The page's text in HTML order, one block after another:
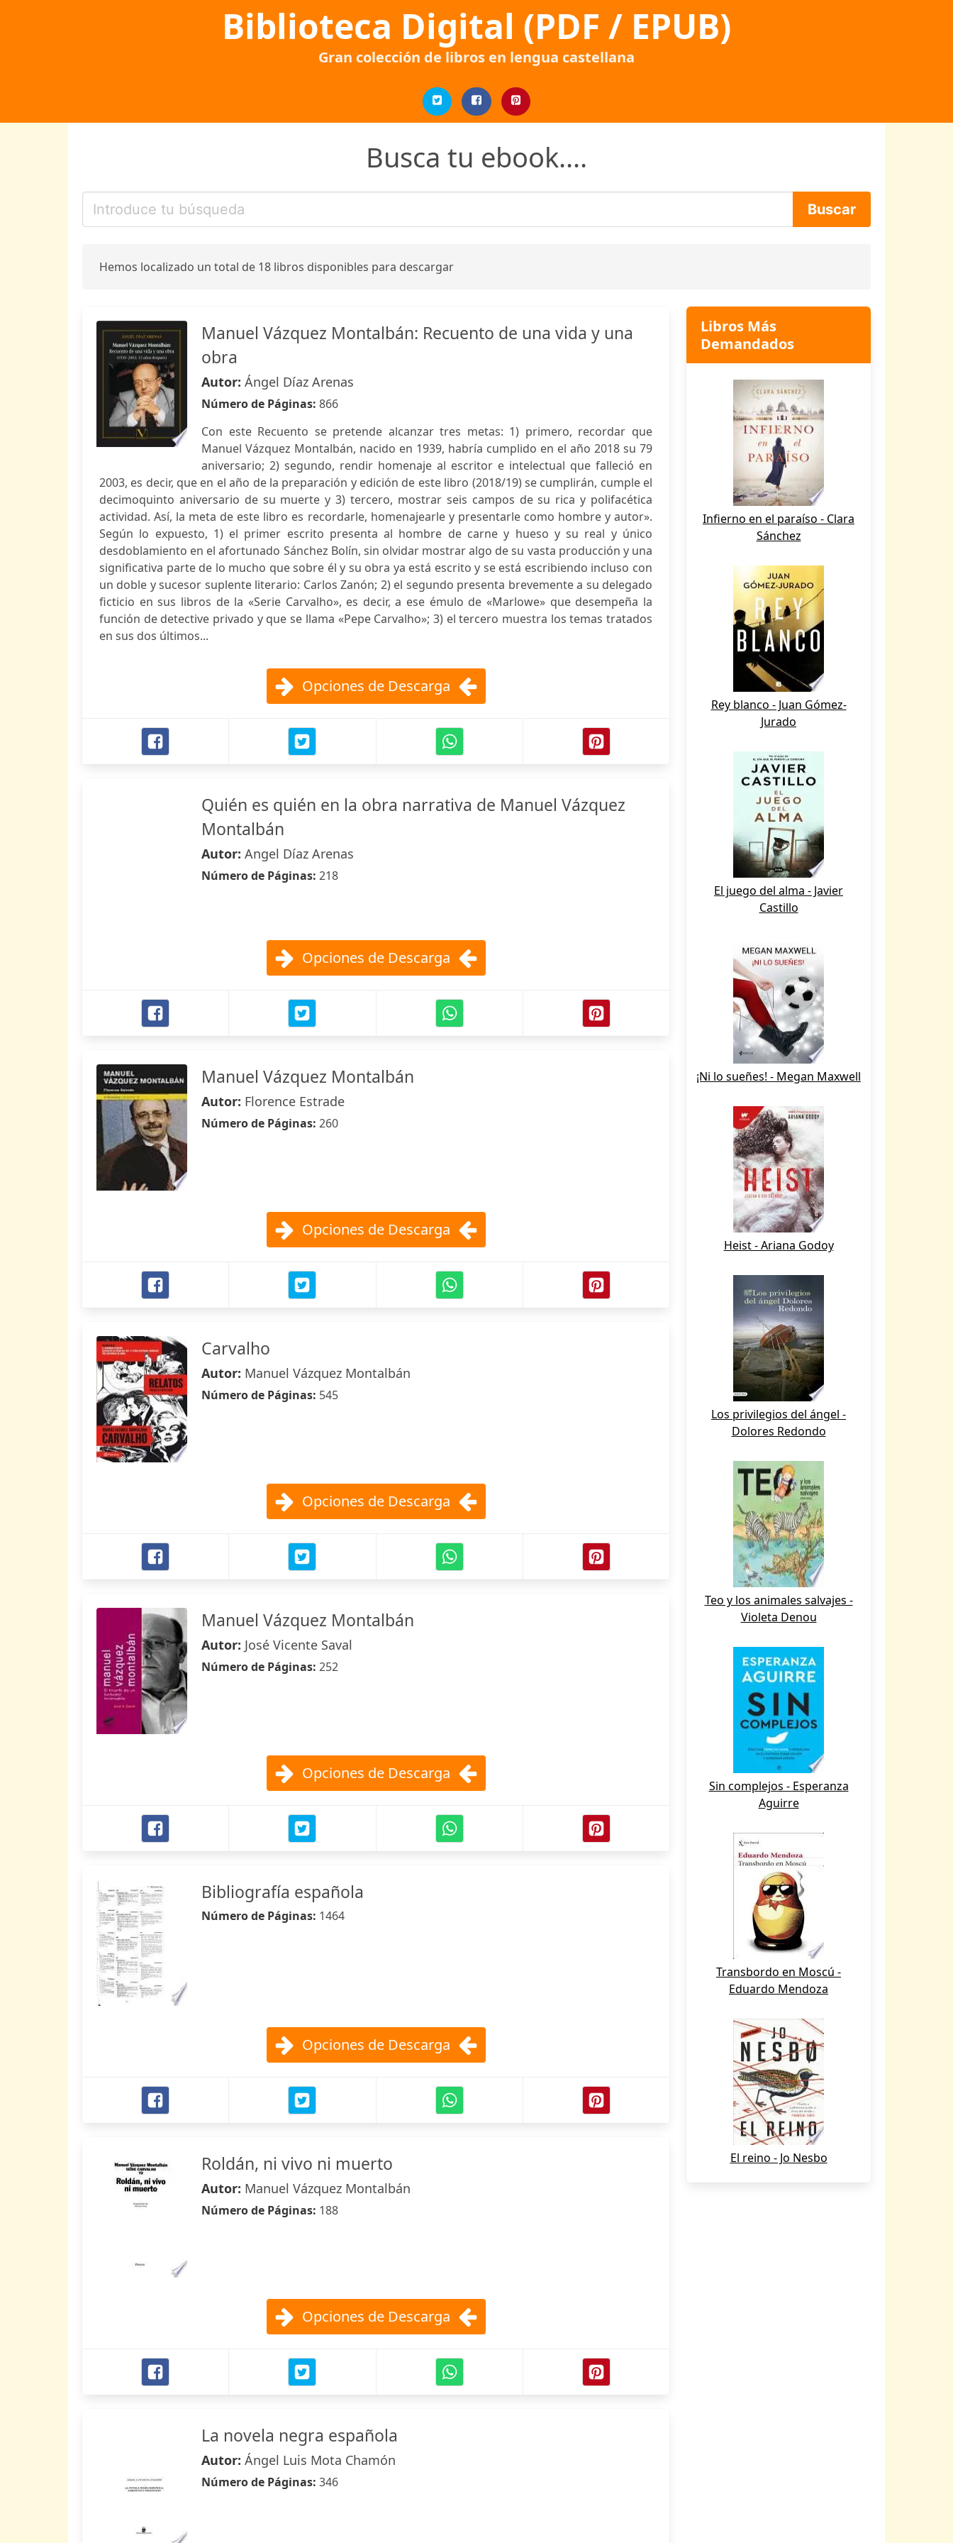
Biblioteca Digital (PDF / EPUB)
Gran colección de libros en lengua castellana
Busca tu ebook....
Hemos localizado un total de 18 libros disponibles para descargar
Manuel Vázquez Montalbán: Recuento de una vida y una
obra
Autor: Ángel Díaz Arenas
Número de Páginas: 866
Con este Recuento se pretende alcanzar tres metas: 1) primero, recordar que
Manuel Vázquez Montalbán, nacido en 1939, habría cumplido en el año 2018 su 79
aniversario; 2) segundo, rendir homenaje al escritor e intelectual que falleció en
2003, es decir, que en el año de la preparación y edición de este libro (2018/19) se cumplirán, cumple el
decimoquinto aniversario de su muerte y 3) tercero, mostrar seis campos de su rica y polifacética
actividad. Así, la meta de este libro es recordarle, homenajearle y presentarle como hombre y autor».
Según lo expuesto, 1) el primer escrito presenta al hombre de carne y hueso y su real y único
desdoblamiento en el afortunado Sánchez Bolín, sin olvidar mostrar algo de su vasta producción y una
significativa parte de lo mucho que sobre él y su obra ya está escrito y se está escribiendo incluso con
un doble y sucesor suplente literario: Carlos Zanón; 2) el segundo presenta brevemente a su delegado
ficticio en sus libros de la «Serie Carvalho», es decir, a ese émulo de «Marlowe» que desempeña la
función de detective privado y que se llama «Pepe Carvalho»; 3) el tercero muestra los temas tratados
en sus dos últimos...
Opciones de Descarga
Quién es quién en la obra narrativa de Manuel Vázquez
Montalbán
Autor: Angel Díaz Arenas
Número de Páginas: 218
Opciones de Descarga
Manuel Vázquez Montalbán
Autor: Florence Estrade
Número de Páginas: 260
Opciones de Descarga
Carvalho
Autor: Manuel Vázquez Montalbán
Número de Páginas: 545
Opciones de Descarga
Manuel Vázquez Montalbán
Autor: José Vicente Saval
Número de Páginas: 252
Opciones de Descarga
Bibliografía española
Número de Páginas: 1464
Opciones de Descarga
Roldán, ni vivo ni muerto
Autor: Manuel Vázquez Montalbán
Número de Páginas: 188
Opciones de Descarga
La novela negra española
Autor: Ángel Luis Mota Chamón
Número de Páginas: 346
Libros Más
Demandados
Infierno en el paraíso - Clara
Sánchez
Rey blanco - Juan Gómez-
Jurado
El juego del alma - Javier
Castillo
¡Ni lo sueñes! - Megan Maxwell
Heist - Ariana Godoy
Los privilegios del ángel -
Dolores Redondo
Teo y los animales salvajes -
Violeta Denou
Sin complejos - Esperanza
Aguirre
Transbordo en Moscú -
Eduardo Mendoza
El reino - Jo Nesbo